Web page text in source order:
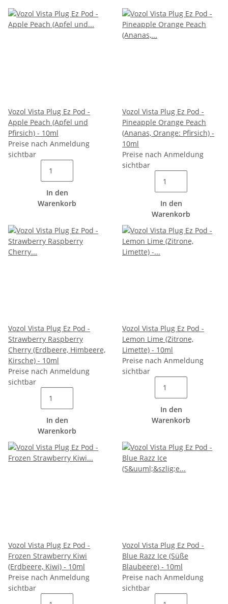
Vozol Vista Plug Ez Pod -
Apple Peach (Apfel und
Pfirsich) - 10ml
Preise nach Anmeldung
sichtbar
In den
Warenkorb
Vozol Vista Plug Ez Pod -
Pineapple Orange Peach
(Ananas, Orange: Pfirsich) -
10ml
Preise nach Anmeldung
sichtbar
In den
Warenkorb
Vozol Vista Plug Ez Pod -
Strawberry Raspberry
Cherry (Erdbeere, Himbeere,
Kirsche) - 10ml
Preise nach Anmeldung
sichtbar
In den
Warenkorb
Vozol Vista Plug Ez Pod -
Lemon Lime (Zitrone,
Limette) - 10ml
Preise nach Anmeldung
sichtbar
In den
Warenkorb
Vozol Vista Plug Ez Pod -
Frozen Strawberry Kiwi
(Erdbeere, Kiwi) - 10ml
Preise nach Anmeldung
sichtbar
Vozol Vista Plug Ez Pod -
Blue Razz Ice (Süße
Blaubeere) - 10ml
Preise nach Anmeldung
sichtbar